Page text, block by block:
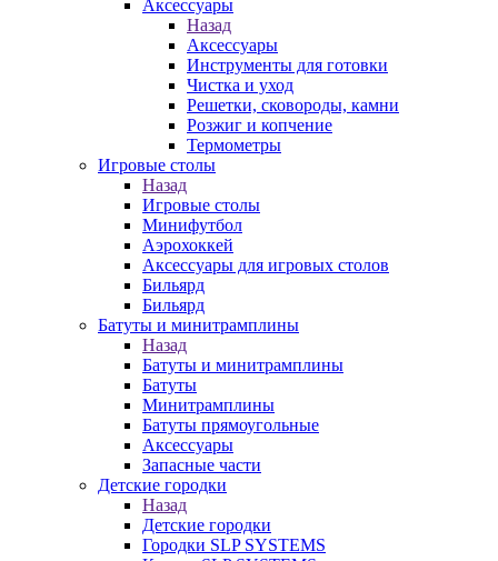
Аксессуары
Назад
Аксессуары
Инструменты для готовки
Чистка и уход
Решетки, сковороды, камни
Розжиг и копчение
Термометры
Игровые столы
Назад
Игровые столы
Минифутбол
Аэрохоккей
Аксессуары для игровых столов
Бильяpд
Бильяpд
Батуты и минитрамплины
Назад
Батуты и минитрамплины
Батуты
Минитрамплины
Батуты прямоугольные
Аксессуары
Запасные части
Детские городки
Назад
Детские городки
Городки SLP SYSTEMS